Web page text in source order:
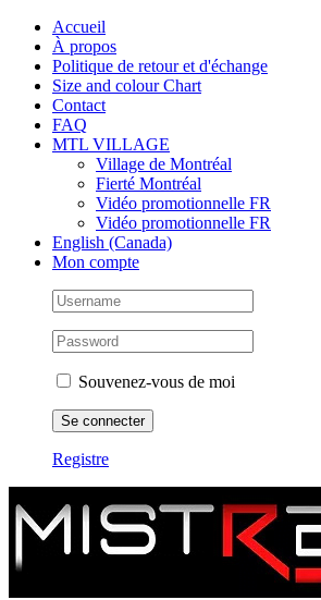
Skip
content
Facebook
Instagram
Tiktok Accueil
À propos
Politique de retour et d'échange
Size and colour Chart
Contact
FAQ
MTL VILLAGE
Village de Montréal
Fierté Montréal
Vidéo promotionnelle FR
Vidéo promotionnelle FR
English (Canada)
Mon compte
Souvenez-vous de moi
Registre